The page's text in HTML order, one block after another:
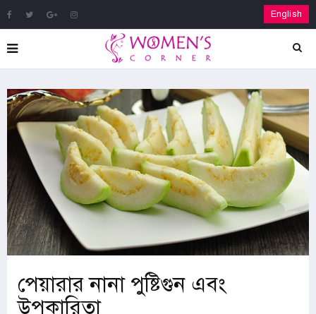
English
পেয়ারার নানা পুষ্টিগুন এবং
উপকারিতা